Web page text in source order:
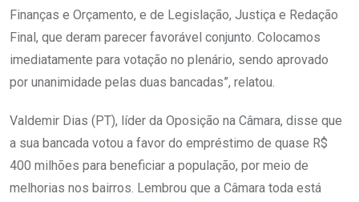
Finanças e Orçamento, e de Legislação, Justiça e Redação
Final, que deram parecer favorável conjunto. Colocamos
imediatamente para votação no plenário, sendo aprovado
por unanimidade pelas duas bancadas”, relatou.
Valdemir Dias (PT), líder da Oposição na Câmara, disse que
a sua bancada votou a favor do empréstimo de quase R$
400 milhões para beneficiar a população, por meio de
melhorias nos bairros. Lembrou que a Câmara toda está